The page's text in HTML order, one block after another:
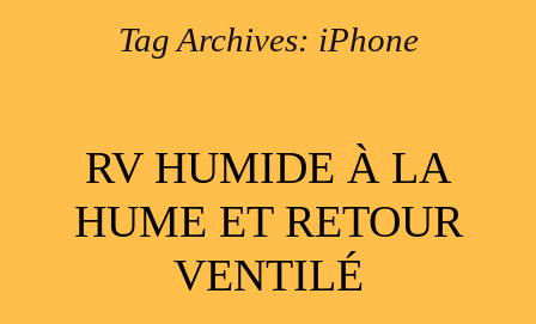
Tag Archives: iPhone
RV HUMIDE À LA
HUME ET RETOUR
VENTILÉ